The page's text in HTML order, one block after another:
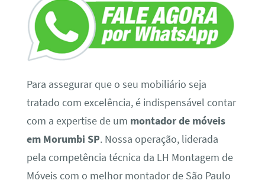
Para assegurar que o seu mobiliário seja
tratado com excelência, é indispensável contar
com a expertise de um montador de móveis
em Morumbi SP. Nossa operação, liderada
pela competência técnica da LH Montagem de
Móveis com o melhor montador de São Paulo